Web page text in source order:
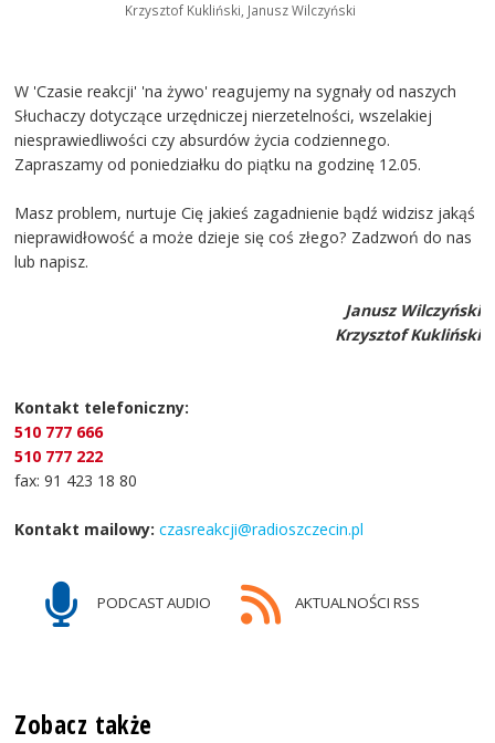
Krzysztof Kukliński, Janusz Wilczyński
W 'Czasie reakcji' 'na żywo' reagujemy na sygnały od naszych
Słuchaczy dotyczące urzędniczej nierzetelności, wszelakiej
niesprawiedliwości czy absurdów życia codziennego.
Zapraszamy od poniedziałku do piątku na godzinę 12.05.
Masz problem, nurtuje Cię jakieś zagadnienie bądź widzisz jakąś
nieprawidłowość a może dzieje się coś złego? Zadzwoń do nas
lub napisz.
Janusz Wilczyński
Krzysztof Kukliński
Kontakt telefoniczny:
510 777 666
510 777 222
fax: 91 423 18 80
Kontakt mailowy: czasreakcji@radioszczecin.pl
PODCAST AUDIO AKTUALNOŚCI RSS
Zobacz także